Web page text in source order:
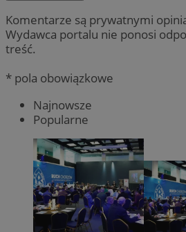
Komentarze są prywatnymi
Wydawca portalu nie ponosi
treść.
* pola obowiązkowe
Najnowsze
Popularne